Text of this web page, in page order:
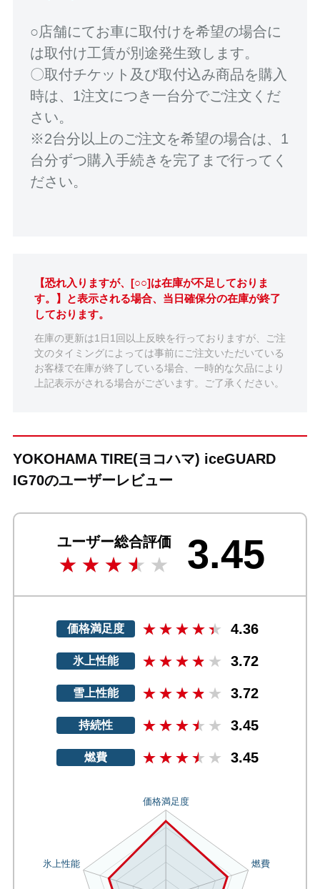
○店舗にてお車に取付けを希望の場合に
は取付け工賃が別途発生致します。
〇取付チケット及び取付込み商品を購入
時は、1注文につき一台分でご注文くだ
さい。
※2台分以上のご注文を希望の場合は、1
台分ずつ購入手続きを完了まで行ってく
ださい。
【恐れ入りますが、[○○]は在庫が不足しておりま
す。】と表示される場合、当日確保分の在庫が終了
しております。
在庫の更新は1日1回以上反映を行っておりますが、ご注
文のタイミングによっては事前にご注文いただいている
お客様で在庫が終了している場合、一時的な欠品により
上記表示がされる場合がございます。ご了承ください。
YOKOHAMA TIRE(ヨコハマ) iceGUARD
IG70のユーザーレビュー
ユーザー総合評価 3.45
価格満足度 4.36
氷上性能 3.72
雪上性能 3.72
持続性 3.45
燃費 3.45